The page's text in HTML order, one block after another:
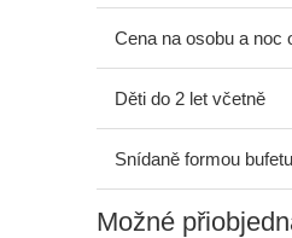
Cena na osobu a noc
Děti do 2 let včetně
Snídaně formou bufetu
Možné